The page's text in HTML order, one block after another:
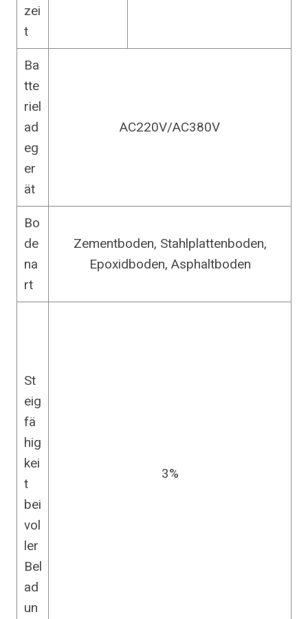
zei
t
Ba
tte
riel
ad
eg
er
ät
AC220V/AC380V
Bo
de
na
rt
Zementboden, Stahlplattenboden,
Epoxidboden, Asphaltboden
St
eig
fä
hig
kei
t
bei
vol
ler
Bel
ad
un
3%